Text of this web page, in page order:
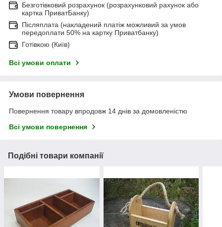
Безготівковий розрахунок (розрахунковий рахунок або
картка ПриватБанку)
Післяплата (накладений платіж можливий за умов
передоплати 50% на картку Приватбанку)
Готівкою (Київ)
Всі умови оплати
Умови повернення
Повернення товару впродовж 14 днів за домовленістю
Всі умови повернення
Подібні товари компанії